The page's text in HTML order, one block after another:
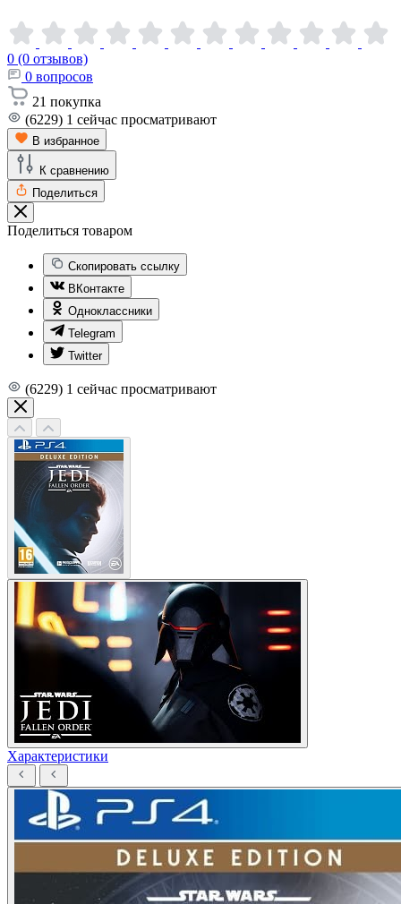
0 (0 отзывов)
0 вопросов
21 покупка
(6229) 1 сейчас просматривают
В избранное
К сравнению
Поделиться
Поделиться товаром
Скопировать ссылку
ВКонтакте
Одноклассники
Telegram
Twitter
(6229) 1 сейчас просматривают
Характеристики